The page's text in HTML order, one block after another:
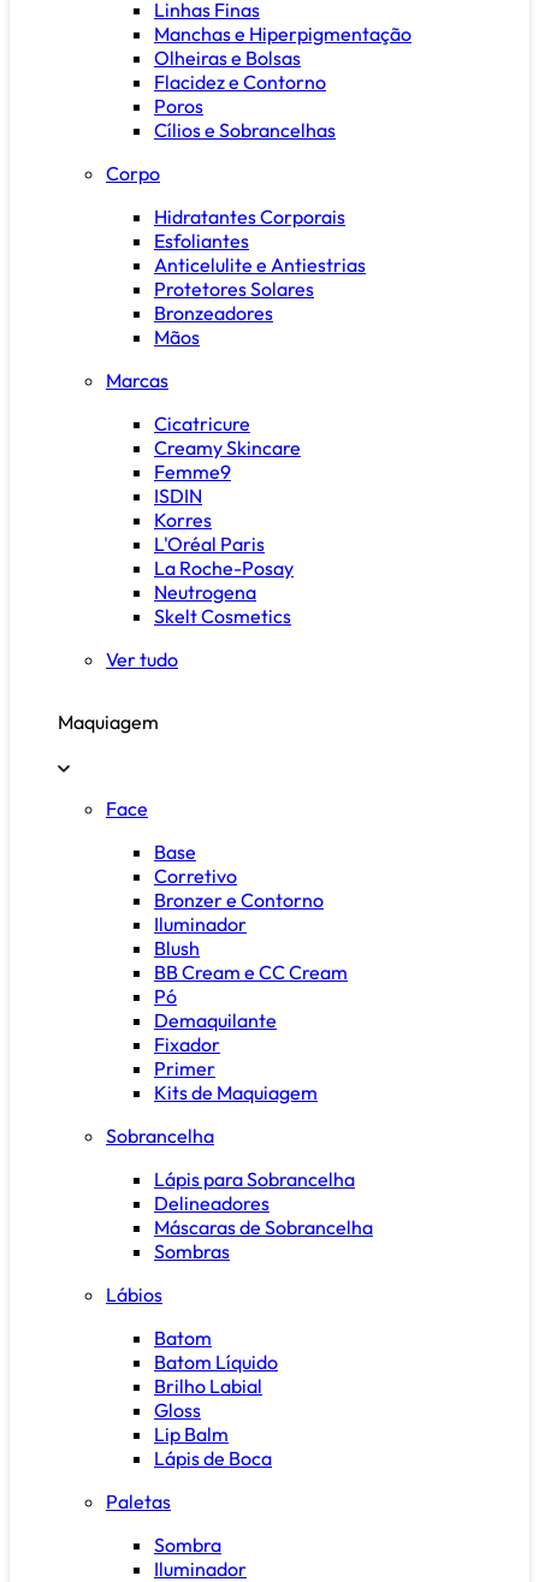
Linhas Finas
Manchas e Hiperpigmentação
Olheiras e Bolsas
Flacidez e Contorno
Poros
Cílios e Sobrancelhas
Corpo
Hidratantes Corporais
Esfoliantes
Anticelulite e Antiestrias
Protetores Solares
Bronzeadores
Mãos
Marcas
Cicatricure
Creamy Skincare
Femme9
ISDIN
Korres
L'Oréal Paris
La Roche-Posay
Neutrogena
Skelt Cosmetics
Ver tudo
Maquiagem
Face
Base
Corretivo
Bronzer e Contorno
Iluminador
Blush
BB Cream e CC Cream
Pó
Demaquilante
Fixador
Primer
Kits de Maquiagem
Sobrancelha
Lápis para Sobrancelha
Delineadores
Máscaras de Sobrancelha
Sombras
Lábios
Batom
Batom Líquido
Brilho Labial
Gloss
Lip Balm
Lápis de Boca
Paletas
Sombra
Iluminador